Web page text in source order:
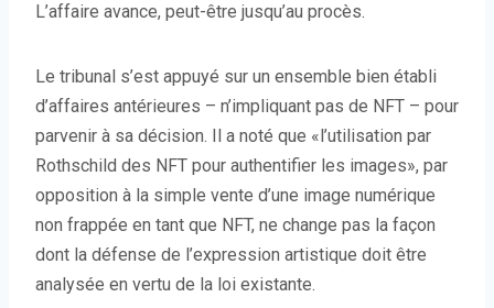
L’affaire avance, peut-être jusqu’au procès.
Le tribunal s’est appuyé sur un ensemble bien établi
d’affaires antérieures – n’impliquant pas de NFT – pour
parvenir à sa décision. Il a noté que «l’utilisation par
Rothschild des NFT pour authentifier les images», par
opposition à la simple vente d’une image numérique
non frappée en tant que NFT, ne change pas la façon
dont la défense de l’expression artistique doit être
analysée en vertu de la loi existante.